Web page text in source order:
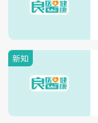
新知